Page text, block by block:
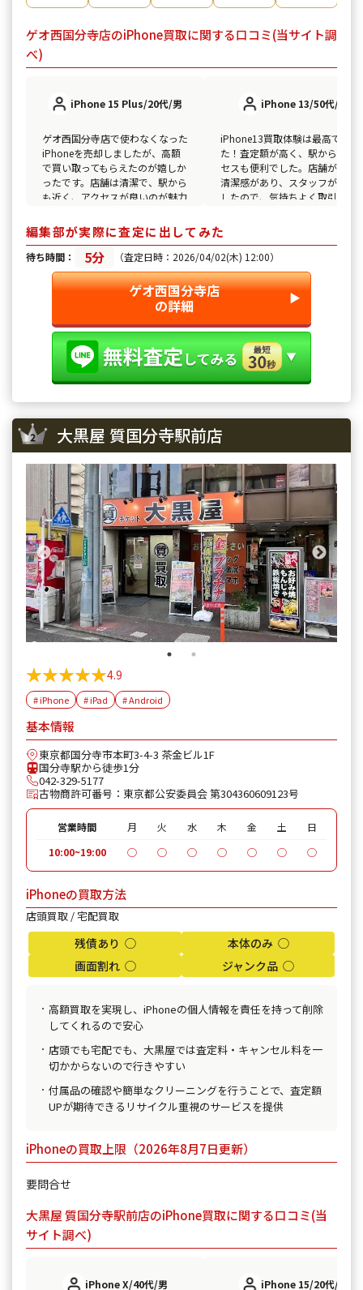
ゲオ西国分寺店のiPhone買取に関する口コミ(当サイト調
べ)
iPhone 15 Plus/20代/男
ゲオ西国分寺店で使わなくなった
iPhoneを売却しましたが、高額
で買い取ってもらえたのが嬉しか
ったです。店舗は清潔で、駅から
も近く、アクセスが良いのが魅力
も良く、また利用したいと思いま
す。
iPhone 13/50代/男
iPhone13買取体験は最高でし
た！査定額が高く、駅からのア
セスも便利でした。店舗が明る
清潔感があり、スタッフが親切
したので、気持ちよく取引でき
編集部が実際に査定に出してみた
待ち時間： 5分 （査定日時：2026/04/02(木) 12:00）
ゲオ西国分寺店
の詳細 ▶︎
大黒屋 質国分寺駅前店
★★★★★
★★★★★4.9
# iPhone # iPad # Android
基本情報
東京都国分寺市本町3-4-3 茶金ビル1F
国分寺駅から徒歩1分
042-329-5177
古物商許可番号：東京都公安委員会 第304360609123号
営業時間 月 火 水 木 金 土
日
10:00~19:00
◯ ◯ ◯ ◯ ◯ ◯ ◯
iPhoneの買取方法
店頭買取 / 宅配買取
残債あり ◯
本体のみ ◯
画面割れ ◯
ジャンク品 ◯
高額買取を実現し、iPhoneの個人情報を責任を持って削除
してくれるので安心
店頭でも宅配でも、大黒屋では査定料・キャンセル料を一
切かからないので行きやすい
付属品の確認や簡単なクリーニングを行うことで、査定額
UPが期待できるリサイクル重視のサービスを提供
iPhoneの買取上限（2026年8月7日更新）
要問合せ
大黒屋 質国分寺駅前店のiPhone買取に関する口コミ(当
サイト調べ)
iPhone X/40代/男 iPhone 15/20代/男